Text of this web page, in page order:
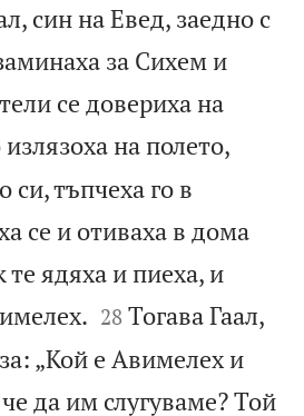
син на Евед, заедно с
за Сихем и
се довериха на
на полето,
си, тъпчеха го в
се и отиваха в дома
те ядяха и пиеха, и


28 Тогава Гаал,
„Кой е Авимелех и
да им слугуваме? Той